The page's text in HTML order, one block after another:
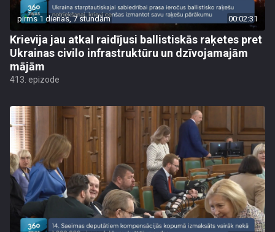
pirms 1 dienas, 7 stundām 00:02:31
Krievija jau atkal raidījusi ballistiskās raķetes pret
Ukrainas civilo infrastruktūru un dzīvojamajām
mājām
413. epizode